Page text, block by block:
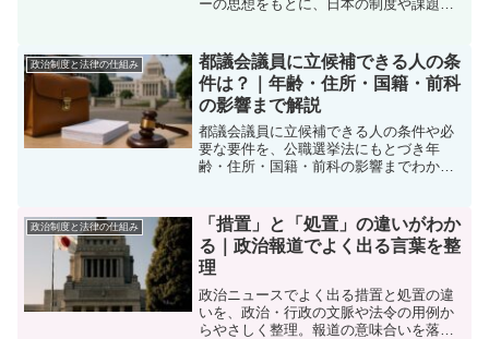
ーの思想をもとに、日本の制度や課題を
政治制度と法律の仕組み
都議会議員に立候補できる人の条
件は？｜年齢・住所・国籍・前科
の影響まで解説
都議会議員に立候補できる人の条件や必
要な要件を、公職選挙法にもとづき年
齢・住所・国籍・前科の影響までわかり
政治制度と法律の仕組み
「措置」と「処置」の違いがわか
る｜政治報道でよく出る言葉を整
理
政治ニュースでよく出る措置と処置の違
いを、政治・行政の文脈や法令の用例か
らやさしく整理。報道の意味合いを落ち